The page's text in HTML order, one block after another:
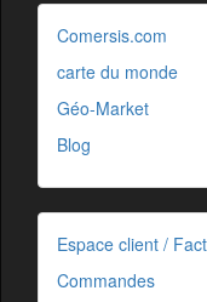
Comersis.com
carte du monde
Géo-Market
Blog
Espace client /
Commandes